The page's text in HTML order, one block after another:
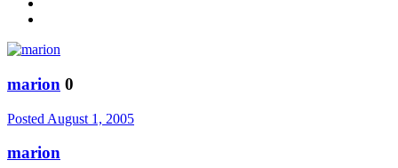
marion 0
Posted August 1, 2005
marion